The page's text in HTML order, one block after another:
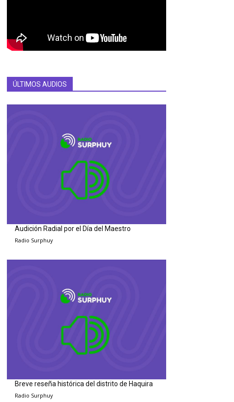
ÚLTIMOS AUDIOS
Audición Radial por el Día del Maestro
Radio Surphuy
Breve reseña histórica del distrito de Haquira
Radio Surphuy